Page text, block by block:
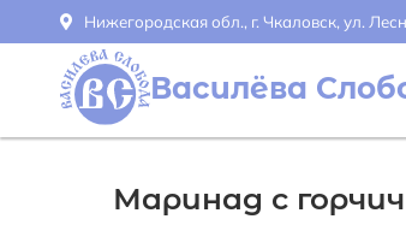
Нижегородская обл., г. Чкаловск, ул.
Василёва
Маринад с